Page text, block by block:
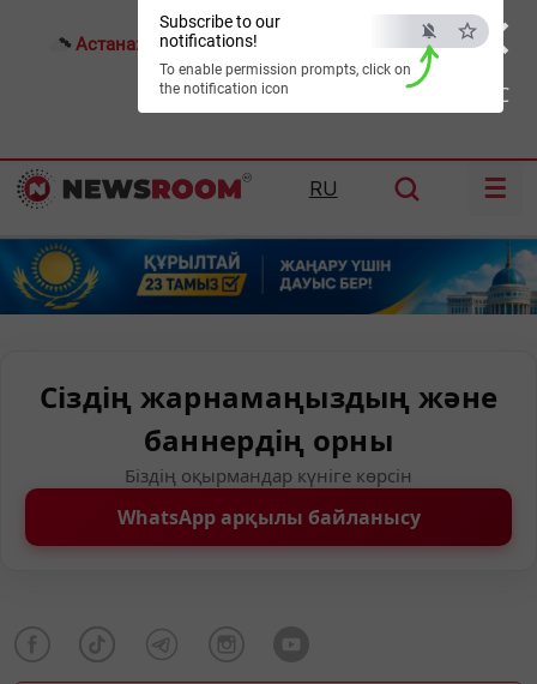
×
ESC
Subscribe to our
notifications!
To enable permission prompts, click on
the notification icon
Астана: 23°C Алматы: Шымкент:33°C
RU ☰
Сіздің жарнамаңыздың және
баннердің орны
Біздің оқырмандар күніге көрсін
WhatsApp арқылы байланысу